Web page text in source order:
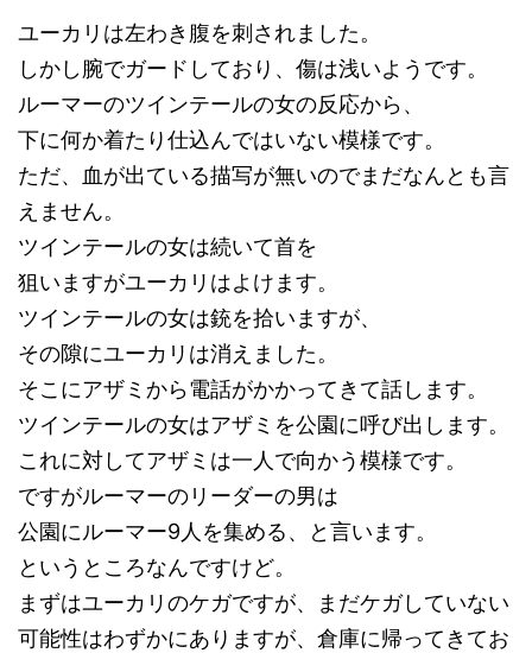
ユーカリは左わき腹を刺されました。
しかし腕でガードしており、傷は浅いようです。
ルーマーのツインテールの女の反応から、
下に何か着たり仕込んではいない模様です。
ただ、血が出ている描写が無いのでまだなんとも言
えません。
ツインテールの女は続いて首を
狙いますがユーカリはよけます。
ツインテールの女は銃を拾いますが、
その隙にユーカリは消えました。
そこにアザミから電話がかかってきて話します。
ツインテールの女はアザミを公園に呼び出します。
これに対してアザミは一人で向かう模様です。
ですがルーマーのリーダーの男は
公園にルーマー9人を集める、と言います。
というところなんですけど。
まずはユーカリのケガですが、まだケガしていない
可能性はわずかにありますが、倉庫に帰ってきてお